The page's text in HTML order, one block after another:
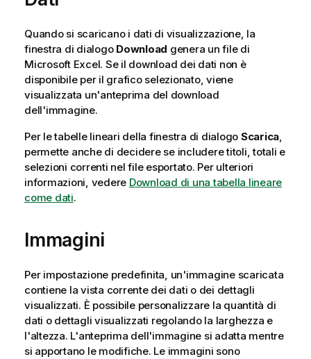
Quando si scaricano i dati di visualizzazione, la
finestra di dialogo Download genera un file di
Microsoft Excel. Se il download dei dati non è
disponibile per il graficoselezionato, viene
visualizzata un'anteprima del download
dell'immagine.
Per le tabelle lineari della finestra di dialogo Scarica,
permette anche di decidere se includere titoli, totali e
selezioni correnti nel file esportato. Per ulteriori
informazioni, vedere Download di una tabella lineare
come dati.
Immagini
Per impostazione predefinita, un'immagine scaricata
contiene la vista corrente dei dati o dei dettagli
visualizzati. È possibile personalizzare la quantità di
dati o dettagli visualizzati regolando la larghezza e
l'altezza. L'anteprima dell'immagine si adatta mentre
si apportano le modifiche. Le immagini sono